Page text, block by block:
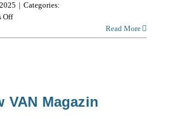
| Categories:
Offon
CD
Read More
VAN Magazin